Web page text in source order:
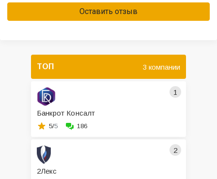
Оставить отзыв
ТОП 3 компании
1
Банкрот Консалт
5/5 186
2
2Лекс